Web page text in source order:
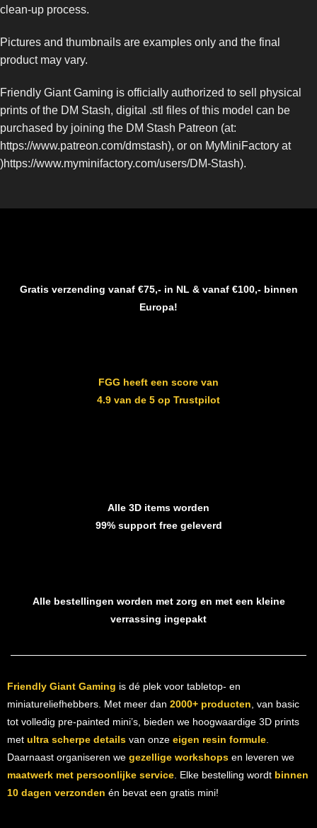
clean-up process.
Pictures and thumbnails are examples only and the final
product may vary.
Friendly Giant Gaming is officially authorized to sell physical
prints of the DM Stash, digital .stl files of this model can be
purchased by joining the DM Stash Patreon (at:
https://www.patreon.com/dmstash), or on MyMiniFactory at
)https://www.myminifactory.com/users/DM-Stash).
Gratis verzending vanaf €75,- in NL & vanaf €100,- binnen
Europa!
FGG heeft een score van
4.9 van de 5 op Trustpilot
Alle 3D items worden
99% support free geleverd
Alle bestellingen worden met zorg en met een kleine
verrassing ingepakt
Friendly Giant Gaming is dé plek voor tabletop- en
miniatureliefhebbers. Met meer dan 2000+ producten , van basic
tot volledig pre-painted mini’s, bieden we hoogwaardige 3D prints
met ultra scherpe detailsvan onze eigen resin formule.
Daarnaast organiseren we gezellige workshopsen leveren we
maatwerk met persoonlijke service. Elke bestelling wordt binnen
10 dagen verzonden én bevat een gratis mini!